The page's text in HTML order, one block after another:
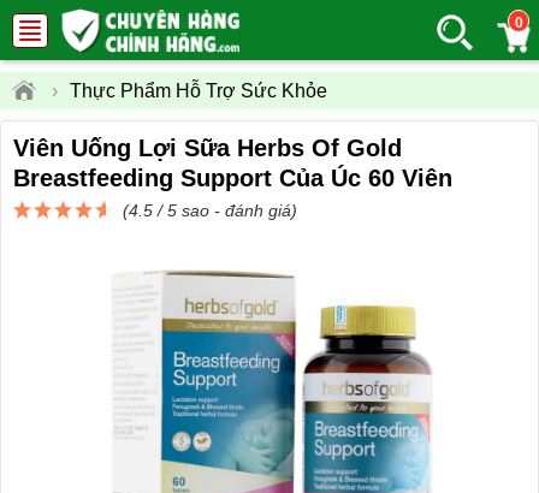
0
› Thực Phẩm Hỗ Trợ Sức Khỏe
Viên Uống Lợi Sữa Herbs Of Gold
Breastfeeding Support Của Úc 60 Viên
(4.5 / 5 sao - đánh giá)